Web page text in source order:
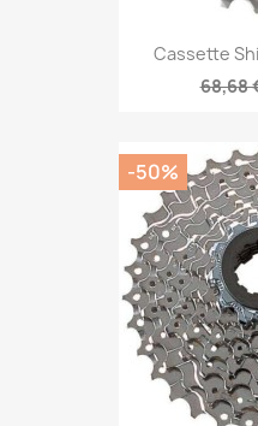
Cassette
68,68
-50%